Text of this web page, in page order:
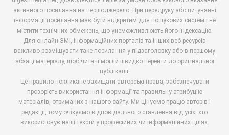
активного посилання на першоджерело. При передруку або цитуванні
інформації посилання має бути відкритим для пошукових систем і не
містити технічних обмежень, що унеможливлюють його індексацію.
Для онлайн-ЗМІ, інформаційних порталів та інших веб-ресурсів
важливо розміщувати таке посилання у підзаголовку або в першому
абзаці матеріалу, щоб читачі могли швидко перейти до оригінальної
публікації.
Це правило покликане захищати авторські права, забезпечувати
прозорість використання інформації та правильну атрибуцію
матеріалів, отриманих з нашого сайту. Ми цінуємо працю авторів і
редакції, тому очікуємо відповідального ставлення від усіх, хто
використовує наші тексти у професійних чи інформаційних цілях.